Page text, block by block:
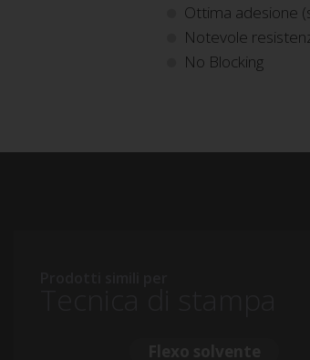
Ottima adesione
Notevole
No Blocking